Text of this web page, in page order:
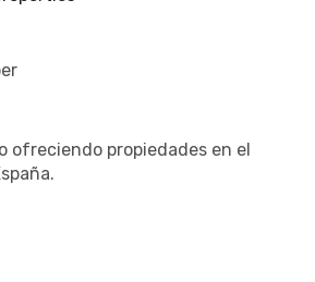
ofreciendo propiedades en el